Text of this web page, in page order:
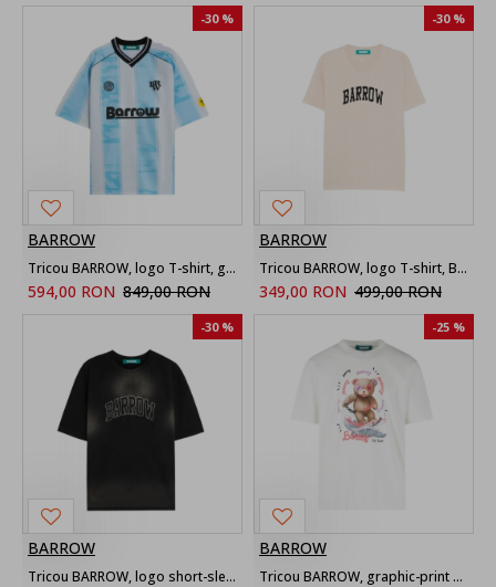
-30 %
BARROW
Tricou BARROW, logo T-shirt, geometrica all-over, White
594,00 RON 849,00 RON
-30 %
BARROW
Tricou BARROW, logo T-shirt, Beige
349,00 RON 499,00 RON
-30 %
BARROW
Tricou BARROW, logo short-sleeve T-shirt
-25 %
BARROW
Tricou BARROW, graphic-print T-shirt